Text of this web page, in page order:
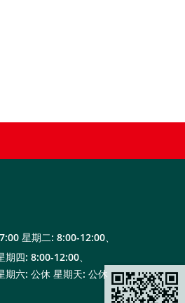
星期二: 8:00-12:00、
四: 8:00-12:00、
六: 公休 星期天: 公休